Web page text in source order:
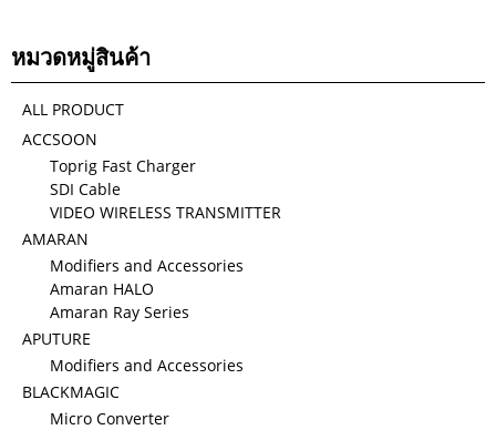
หมวดหมู่สินค้า
ALL PRODUCT
ACCSOON
Toprig Fast Charger
SDI Cable
VIDEO WIRELESS TRANSMITTER
AMARAN
Modifiers and Accessories
Amaran HALO
Amaran Ray Series
APUTURE
Modifiers and Accessories
BLACKMAGIC
Micro Converter